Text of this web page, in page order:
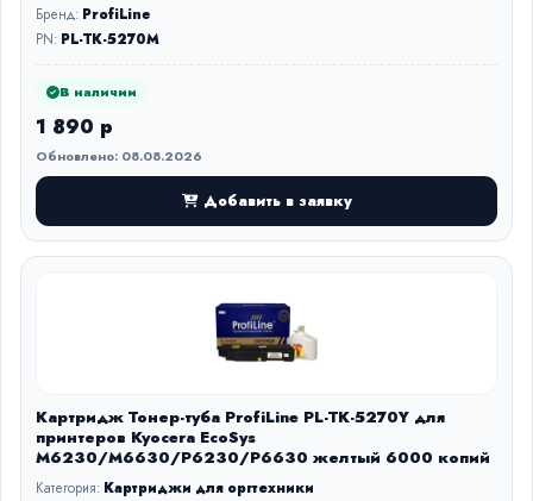
Бренд: ProfiLine
PN: PL-TK-5270M
В наличии
1 890 р
Обновлено: 08.08.2026
Добавить в заявку
Картридж Тонер-туба ProfiLine PL-TK-5270Y для
принтеров Kyocera EcoSys
M6230/M6630/P6230/P6630 желтый 6000 копий
Категория: Картриджи для оргтехники